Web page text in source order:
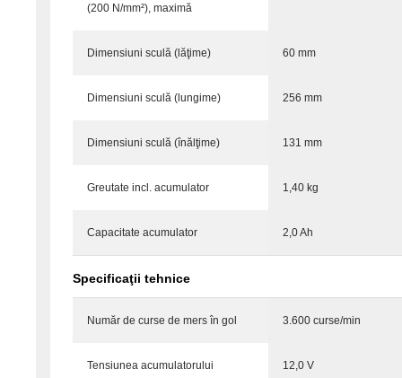
(200 N/mm²), maximă
Dimensiuni sculă (lăţime) 60 mm
Dimensiuni sculă (lungime) 256 mm
Dimensiuni sculă (înălţime) 131 mm
Greutate incl. acumulator 1,40 kg
Capacitate acumulator 2,0 Ah
Specificaţii tehnice
Număr de curse de mers în gol 3.600 curse/min
Tensiunea acumulatorului 12,0 V